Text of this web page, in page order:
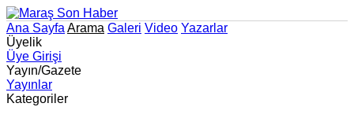
Ana Sayfa Arama Galeri Video Yazarlar
Üyelik
Üye Girişi
Yayın/Gazete
Yayınlar
Kategoriler